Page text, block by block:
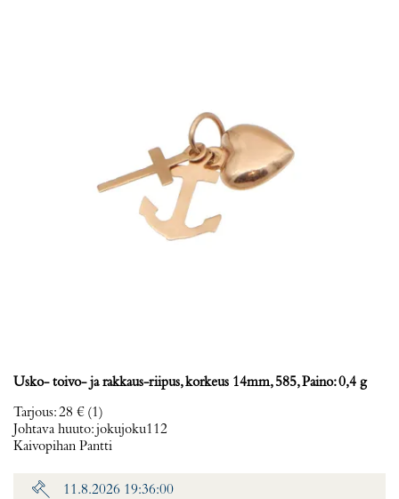
Usko- toivo- ja rakkaus-riipus, korkeus 14mm, 585, Paino: 0,4 g
Tarjous:28 € (1)
Johtava huuto:jokujoku112
Kaivopihan Pantti
11.8.2026 19:36:00